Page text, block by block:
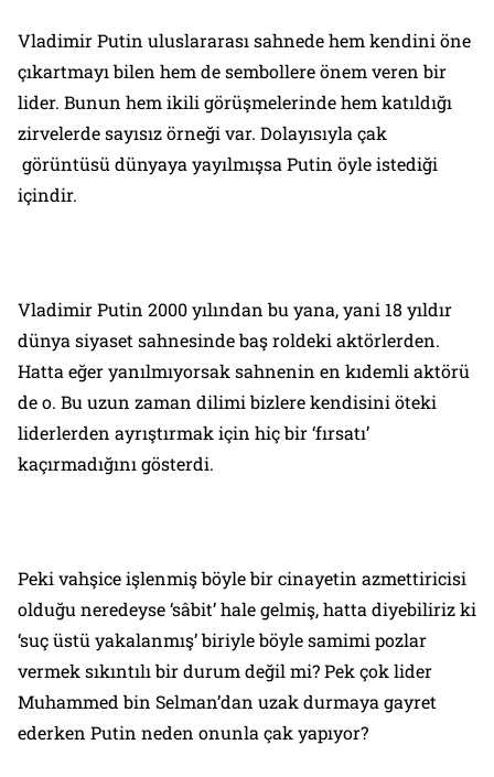
Vladimir Putin uluslararası sahnede hem kendini öne
çıkartmayı bilen hem de sembollere önem veren bir
lider. Bunun hem ikili görüşmelerinde hem katıldığı
zirvelerde sayısız örneği var. Dolayısıyla çak
görüntüsü dünyaya yayılmışsa Putin öyle istediği
içindir.
Vladimir Putin 2000 yılından bu yana, yani 18 yıldır
dünya siyaset sahnesinde baş roldeki aktörlerden.
Hatta eğer yanılmıyorsak sahnenin en kıdemli aktörü
de o. Bu uzun zaman dilimi bizlere kendisini öteki
liderlerden ayrıştırmak için hiç bir ‘fırsatı’
kaçırmadığını gösterdi.
Peki vahşice işlenmiş böyle bir cinayetin azmettiricisi
olduğu neredeyse ‘sâbit’ hale gelmiş, hatta diyebiliriz ki
‘suç üstü yakalanmış’ biriyle böyle samimi pozlar
vermek sıkıntılı bir durum değil mi? Pek çok lider
Muhammed bin Selman’dan uzak durmaya gayret
ederken Putin neden onunla çak yapıyor?